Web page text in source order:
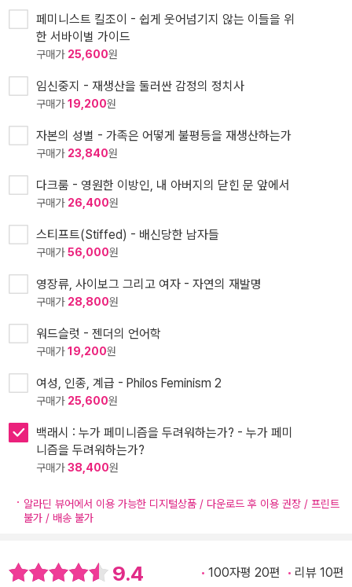
페미니스트 킬조이 - 쉽게 웃어넘기지 않는 이들을 위
한 서바이벌 가이드
구매가 25,600원
임신중지 - 재생산을 둘러싼 감정의 정치사
구매가19,200원
자본의 성별 - 가족은 어떻게 불평등을 재생산하는가
구매가 23,840원
다크룸 - 영원한 이방인, 내 아버지의 닫힌 문 앞에서
구매가 26,400원
스티프트(Stiffed) - 배신당한 남자들
구매가56,000원
영장류, 사이보그 그리고 여자 - 자연의 재발명
구매가 28,800원
워드슬럿 - 젠더의 언어학
구매가19,200원
여성, 인종, 계급 - Philos Feminism 2
구매가 25,600원
백래시 : 누가 페미니즘을 두려워하는가? - 누가 페미
니즘을 두려워하는가?
구매가38,400원
알라딘 뷰어에서 이용 가능한 디지털상품 / 다운로드 후 이용 권장 / 프린트
불가 / 배송 불가
9.4 100자평 20편 리뷰 10편